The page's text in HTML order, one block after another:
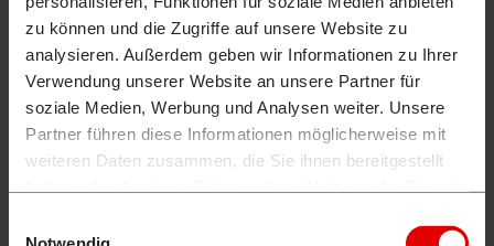
zu können und die Zugriffe auf unsere Website zu
analysieren. Außerdem geben wir Informationen zu Ihrer
Verwendung unserer Website an unsere Partner für
soziale Medien, Werbung und Analysen weiter. Unsere
Partner führen diese Informationen möglicherweise mit
weiteren Daten zusammen, die Sie ihnen bereitgestellt